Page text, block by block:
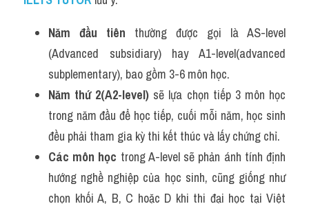
Năm đầu tiên thường được gọi là AS-level
(Advanced subsidiary) hay A1-level(advanced
subplementary), bao gồm 3-6 môn học.
Năm thứ 2(A2-level) sẽ lựa chọn tiếp 3 môn học
trong năm đầu để học tiếp, cuối mỗi năm, học sinh
đều phải tham gia kỳ thi kết thúc và lấy chứng chỉ.
Các môn học trong A-level sẽ phản ánh tính định
hướng nghề nghiệp của học sinh, cũng giống như
chọn khối A, B, C hoặc D khi thi đại học tại Việt